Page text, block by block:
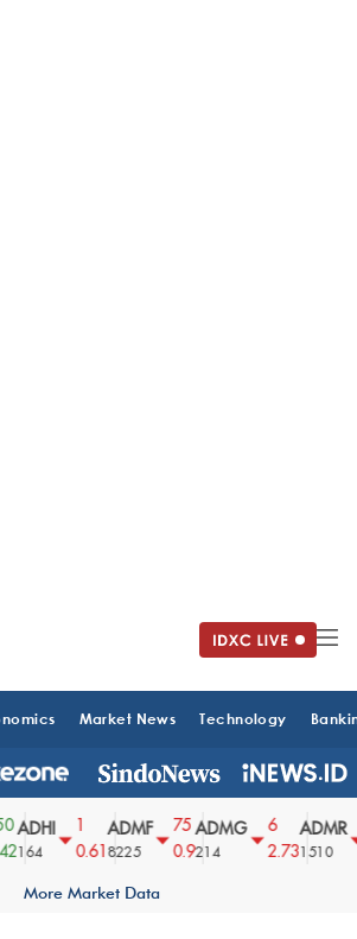
Market News Technology
ADHI
164
0.61
ADMF
8225
75
0.9
ADMG
214
2.73
ADMR
1510
More Market Data